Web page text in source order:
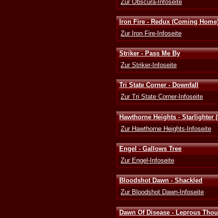
Zur Obscura-Infoseite
Iron Fire - Redux (Coming
Zur Iron Fire-Infoseite
Striker - Pass Me By
Zur Striker-Infoseite
Tri State Corner - Downfall
Zur Tri State Corner-Infoseite
Hawthorne Heights - Starlighter
Zur Hawthorne Heights-Infoseite
Engel - Gallows Tree
Zur Engel-Infoseite
Bloodshot Dawn - Shackled
Zur Bloodshot Dawn-Infoseite
Dawn Of Disease - Leprous